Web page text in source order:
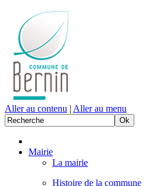
Aller au contenu | Aller au menu
Mairie
La mairie
Histoire de la commune